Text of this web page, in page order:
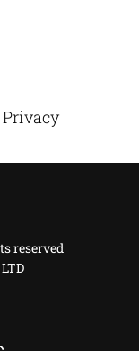
Privacy
reserved